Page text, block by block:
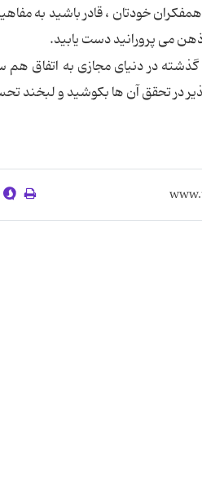
همفكران خودتان ، قادر باشید به
ذهن می پرورانید دست یابید.
در دنیای مجازی به اتفاق
در تحقق آن ها بكوشید و لبخند